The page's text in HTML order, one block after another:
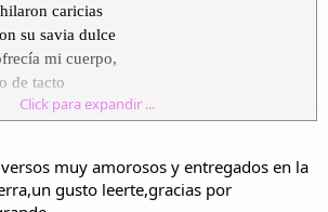
caricias
su savia dulce
mi cuerpo,
de tacto
nombre en mi pecho
hace siempre,
mi pelo
Click para expandir ...
muy amorosos y entregados en la
gusto leerte,gracias por